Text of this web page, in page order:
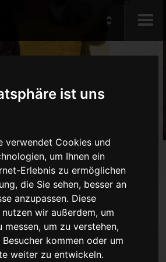
ist uns
verwendet Cookies und
um Ihnen ein
Erlebnis zu ermöglichen
die Sie sehen, besser an
anzupassen. Diese
wir außerdem, um
messen, um zu verstehen,
kommen oder um
weiter zu entwickeln.
Audio &
Hocker